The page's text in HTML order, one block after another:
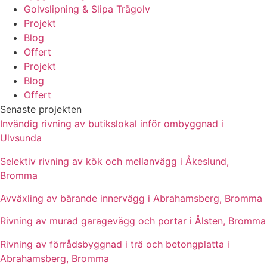
Golvslipning & Slipa Trägolv
Projekt
Blog
Offert
Projekt
Blog
Offert
Senaste projekten
Invändig rivning av butikslokal inför ombyggnad i
Ulvsunda
Selektiv rivning av kök och mellanvägg i Åkeslund,
Bromma
Avväxling av bärande innervägg i Abrahamsberg, Bromma
Rivning av murad garagevägg och portar i Ålsten, Bromma
Rivning av förrådsbyggnad i trä och betongplatta i
Abrahamsberg, Bromma